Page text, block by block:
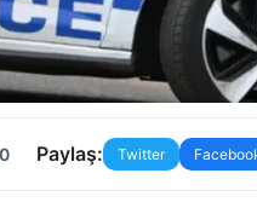
Paylaş: Twitter